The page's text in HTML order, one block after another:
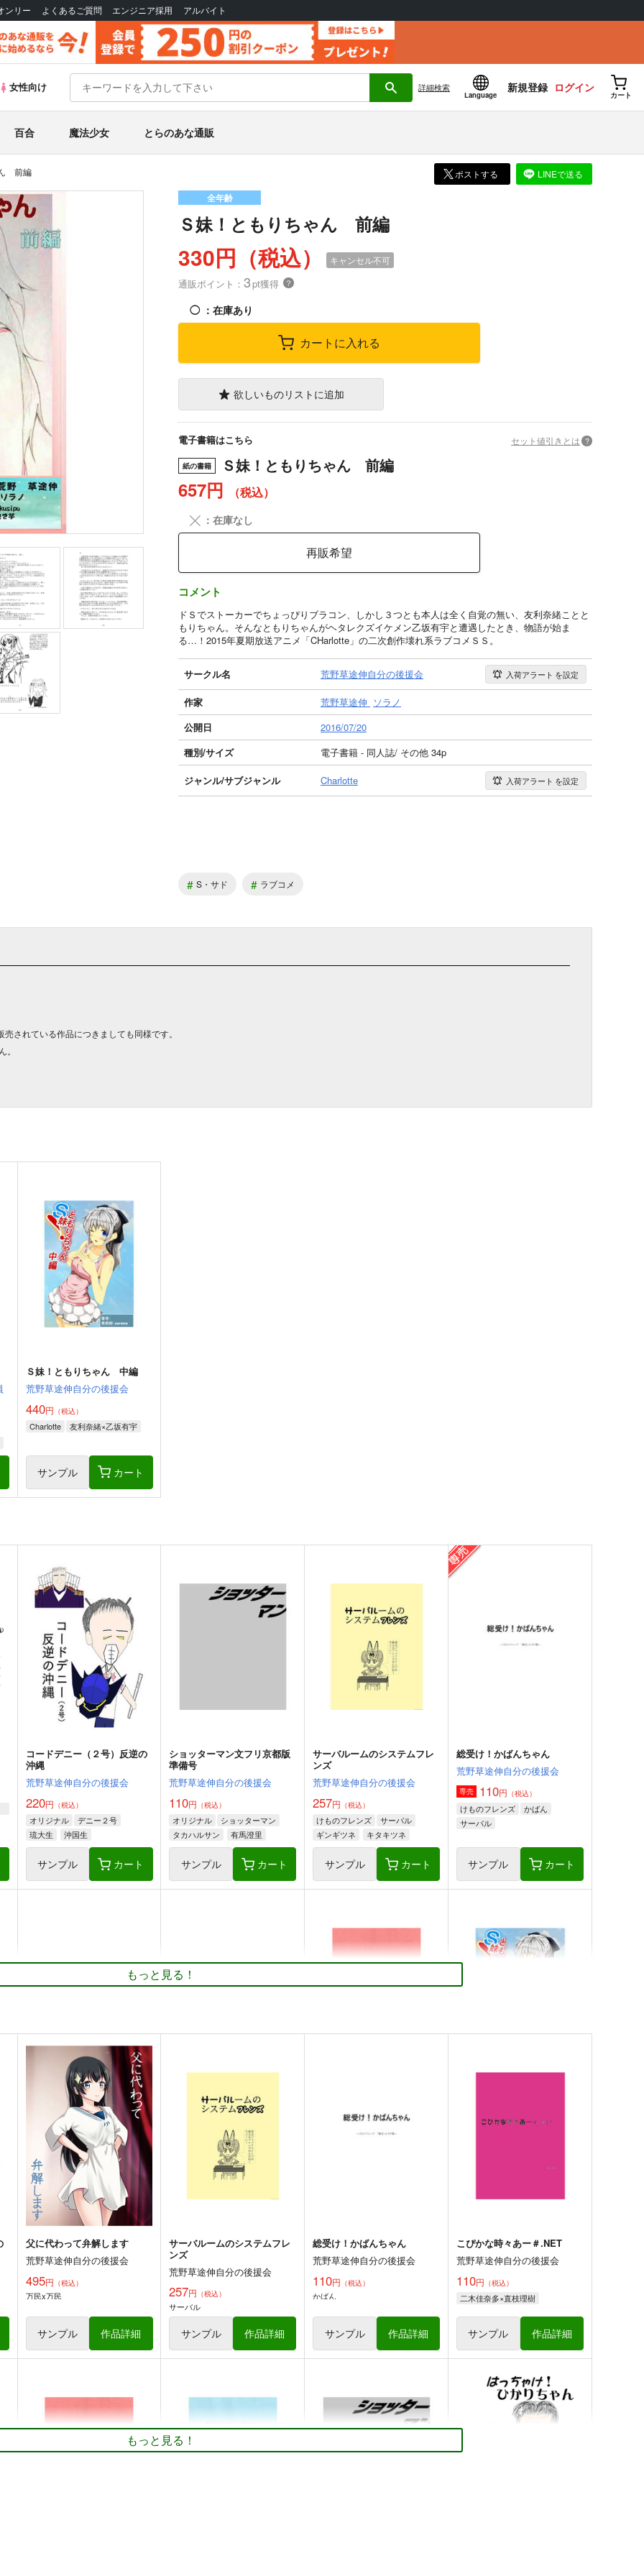
ンリー よくあるご質問 エンジニア採用 アルバイト
女性向け 詳細検索
Language
新規登録 ログイン
カート
百合 魔法少女 とらのあな通販
前編 ポストする LINEで送る
全年齢
Ｓ妹！ともりちゃん 前編
330円（税込） キャンセル不可
通販ポイント： 3pt獲得 ？
◯ ：在庫あり
カートに入れる
欲しいものリストに追加
電子書籍はこちら セット値引きとは ?
紙の書籍 Ｓ妹！ともりちゃん 前編
657円 （税込）
╳ ：在庫なし
再販希望
コメント
ドＳでストーカーでちょっぴりブラコン、しかし３つとも本人は全く自覚の無い、友利奈緒ことと
もりちゃん。そんなともりちゃんがヘタレクズイケメン乙坂有宇と遭遇したとき、物語が始ま
る…！2015年夏期放送アニメ「CHarlotte」の二次創作壊れ系ラブコメＳＳ。
サークル名 荒野草途伸自分の後援会 入荷アラート を設定
作家 荒野草途伸 ソラノ
公開日
2016/07/20
種別/サイズ
電子書籍 - 同人誌/ その他 34p
ジャンル/サブジャンル Charlotte 入荷アラート を設定
# S・サド # ラブコメ
されている作品につきましても同様です。
Ｓ妹！ともりちゃん 中編
荒野草途伸自分の後援会
440円 （税込）
Charlotte 友利奈緒×乙坂有宇
サンプル カート
コードデニー（２号）反逆の
沖縄
荒野草途伸自分の後援会
220円 （税込）
オリジナル
デニー２号
琉大生
沖国生
サンプル カート
ショッターマン文フリ京都版
準備号
荒野草途伸自分の後援会
110円 （税込）
オリジナル
ショッターマン
タカハルサン
有馬澄里
サンプル カート
サーバルームのシステムフレ
ンズ
荒野草途伸自分の後援会
257円 （税込）
けものフレンズ
サーバル
ギンギツネ
キタキツネ
サンプル カート
総受け！かばんちゃん
荒野草途伸自分の後援会
専売 110円 （税込）
けものフレンズ
かばん
サーバル
サンプル カート
瀬戸川家討議資料ニ於ケル
「瀬戸市は実在しない」トノ
表記ニ関スル弁明書
荒野草途伸自分の後援会
円（税込）
オリジナル
愛知県民×荒野草途伸
サンプル カート
瀬戸川家”討議資料”
荒野草途伸自分の後援会
（税込）
瀬戸川しなの
荒野草途伸自分の後援会
（税込）
荒野草途伸自分の後援会
もっと見る！
父に代わって弁解します
荒野草途伸自分の後援会
495円 （税込）
万民x万民
サンプル 作品詳細
サーバルームのシステムフレ
ンズ
荒野草途伸自分の後援会
257円 （税込）
サーバル
サンプル 作品詳細
総受け！かばんちゃん
荒野草途伸自分の後援会
110円 （税込）
かばん
サンプル 作品詳細
こぴかな時々あー＃.NET
荒野草途伸自分の後援会
110円 （税込）
二木佳奈多×直枝理樹
サンプル 作品詳細
もっと見る！